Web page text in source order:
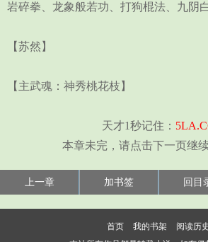
岩碎拳、龙象般若功、打狗棍法、九阴
【苏然】
【主武魂：神秀桃花枝】
天才1秒记住：
本章未完，请点击下一页继
上一章 加书签 回目
首页 我的书架
阅读历史